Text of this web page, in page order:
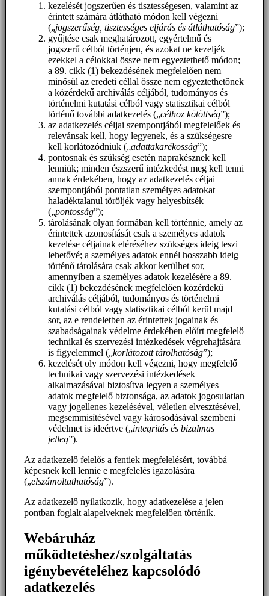
kezelését jogszerűen és tisztességesen, valamint az
érintett számára átlátható módon kell végezni
(„jogszerűség, tisztességes eljárás és átláthatóság”);
gyűjtése csak meghatározott, egyértelmű és
jogszerű célból történjen, és azokat ne kezeljék
ezekkel a célokkal össze nem egyeztethető módon;
a 89. cikk (1) bekezdésének megfelelően nem
minősül az eredeti céllal össze nem egyeztethetőnek
a közérdekű archiválás céljából, tudományos és
történelmi kutatási célból vagy statisztikai célból
történő további adatkezelés („célhoz kötöttség”);
az adatkezelés céljai szempontjából megfelelőek és
relevánsak kell, hogy legyenek, és a szükségesre
kell korlátozódniuk („adattakarékosság”);
pontosnak és szükség esetén naprakésznek kell
lenniük; minden észszerű intézkedést meg kell tenni
annak érdekében, hogy az adatkezelés céljai
szempontjából pontatlan személyes adatokat
haladéktalanul töröljék vagy helyesbítsék
(„pontosság”);
tárolásának olyan formában kell történnie, amely az
érintettek azonosítását csak a személyes adatok
kezelése céljainak eléréséhez szükséges ideig teszi
lehetővé; a személyes adatok ennél hosszabb ideig
történő tárolására csak akkor kerülhet sor,
amennyiben a személyes adatok kezelésére a 89.
cikk (1) bekezdésének megfelelően közérdekű
archiválás céljából, tudományos és történelmi
kutatási célból vagy statisztikai célból kerül majd
sor, az e rendeletben az érintettek jogainak és
szabadságainak védelme érdekében előírt megfelelő
technikai és szervezési intézkedések végrehajtására
is figyelemmel („korlátozott tárolhatóság”);
kezelését oly módon kell végezni, hogy megfelelő
technikai vagy szervezési intézkedések
alkalmazásával biztosítva legyen a személyes
adatok megfelelő biztonsága, az adatok jogosulatlan
vagy jogellenes kezelésével, véletlen elvesztésével,
megsemmisítésével vagy károsodásával szembeni
védelmet is ideértve („integritás és bizalmas
jelleg”).
Az adatkezelő felelős a fentiek megfelelésért, továbbá
képesnek kell lennie e megfelelés igazolására
(„elszámoltathatóság”).
Az adatkezelő nyilatkozik, hogy adatkezelése a jelen
pontban foglalt alapelveknek megfelelően történik.
Webáruház
működtetéshez/szolgáltatás
igénybevételéhez kapcsolódó
adatkezelés